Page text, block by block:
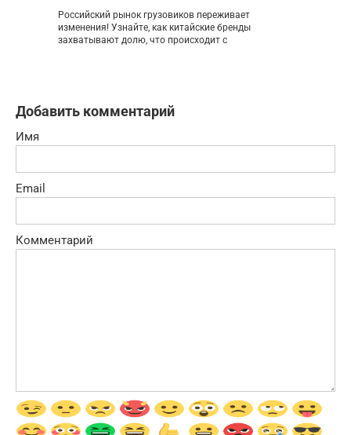
Российский рынок грузовиков переживает
изменения! Узнайте, как китайские бренды
захватывают долю, что происходит с
Добавить комментарий
Имя
Email
Комментарий